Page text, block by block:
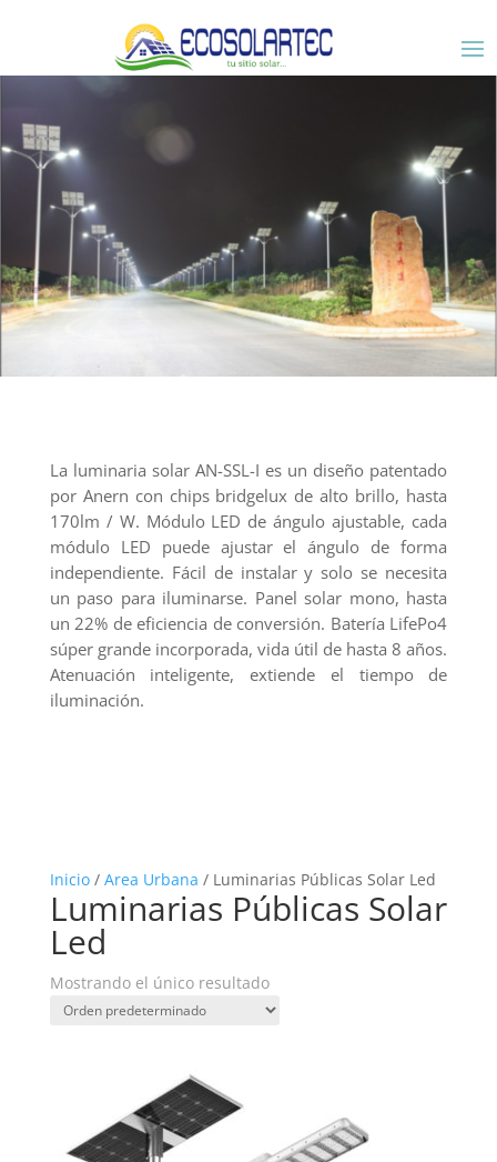
La luminaria solar AN-SSL-I es un diseño patentado
por Anern con chips bridgelux de alto brillo, hasta
170lm / W. Módulo LED de ángulo ajustable, cada
módulo LED puede ajustar el ángulo de forma
independiente. Fácil de instalar y solo se necesita
un paso para iluminarse. Panel solar mono, hasta
un 22% de eficiencia de conversión. Batería LifePo4
súper grande incorporada, vida útil de hasta 8 años.
Atenuación inteligente, extiende el tiempo de
iluminación.
Inicio/ Area Urbana / Luminarias Públicas Solar Led
Luminarias Públicas Solar
Led
Mostrando el único resultado